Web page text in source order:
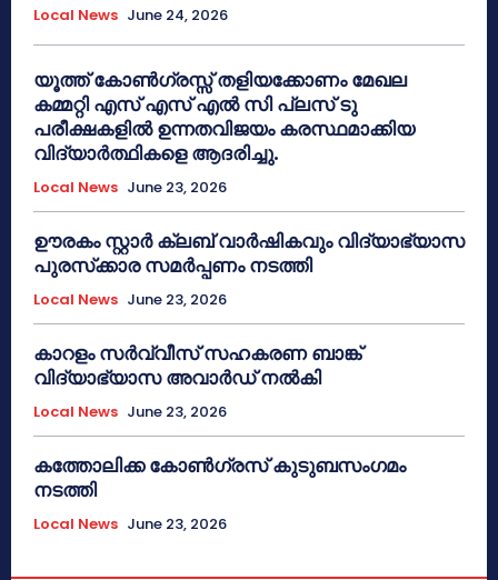
Local News June 24, 2026
യൂത്ത് കോൺഗ്രസ്സ് തളിയക്കോണം മേഖല
കമ്മറ്റി എസ് എസ് എൽ സി പ്ലസ് ടു
പരീക്ഷകളിൽ ഉന്നതവിജയം കരസ്ഥമാക്കിയ
വിദ്യാർത്ഥികളെ ആദരിച്ചു.
Local News June 23, 2026
ഊരകം സ്റ്റാർ ക്ലബ് വാർഷികവും വിദ്യാഭ്യാസ
പുരസ്‌ക്കാര സമർപ്പണം നടത്തി
Local News June 23, 2026
കാറളം സർവ്വീസ് സഹകരണ ബാങ്ക്
വിദ്യാഭ്യാസ അവാർഡ് നൽകി
Local News June 23, 2026
കത്തോലിക്ക കോൺഗ്രസ് കുടുബസംഗമം
നടത്തി
Local News June 23, 2026